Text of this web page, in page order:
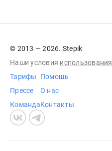
© 2013 — 2026. Stepik
Наши условия использования
Тарифы
Прессе
Команда
Помощь
О нас
Контакты